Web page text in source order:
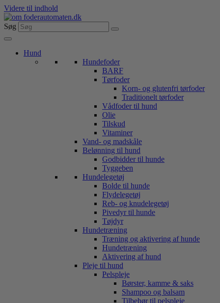
Videre til indhold
Søg
Hund
Hundefoder
BARF
Tørfoder
Korn- og glutenfri tørfoder
Traditionelt tørfoder
Vådfoder til hund
Olie
Tilskud
Vitaminer
Vand- og madskåle
Belønning til hund
Godbidder til hunde
Tyggeben
Hundelegetøj
Bolde til hunde
Flydelegetøj
Reb- og knudelegetøj
Pivedyr til hunde
Tøjdyr
Hundetræning
Træning og aktivering af hunde
Hundetræning
Aktivering af hund
Pleje til hund
Pelspleje
Børster, kamme & saks
Shampoo og balsam
Tilbehør til pelspleje